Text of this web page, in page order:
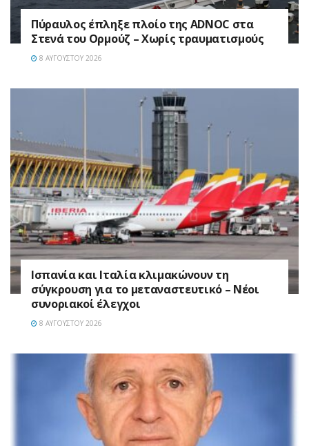
Πύραυλος έπληξε πλοίο της ADNOC στα
Στενά του Ορμούζ – Χωρίς τραυματισμούς
8 ΑΥΓΟΎΣΤΟΥ 2026
Ισπανία και Ιταλία κλιμακώνουν τη
σύγκρουση για το μεταναστευτικό – Νέοι
συνοριακοί έλεγχοι
8 ΑΥΓΟΎΣΤΟΥ 2026